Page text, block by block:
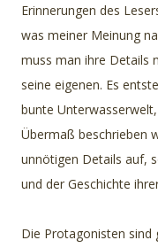
Erinnerungen des
was meiner Meinung
muss man ihre Details
seine eigenen. Es
bunte
Übermaß beschrieben
unnötigen Details auf,
und der Geschichte
Die Protagonisten sind